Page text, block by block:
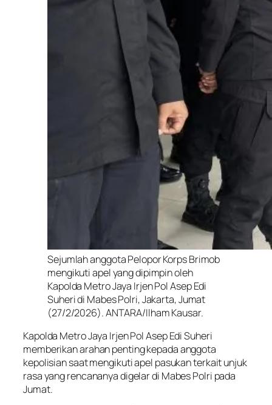
Sejumlah anggota Pelopor Korps Brimob
mengikuti apel yang dipimpin oleh
Kapolda Metro Jaya Irjen Pol Asep Edi
Suheri di Mabes Polri, Jakarta, Jumat
(27/2/2026). ANTARA/Ilham Kausar.
Kapolda Metro Jaya Irjen Pol Asep Edi Suheri
memberikan arahan penting kepada anggota
kepolisian saat mengikuti apel pasukan terkait unjuk
rasa yang rencananya digelar di Mabes Polri pada
Jumat.